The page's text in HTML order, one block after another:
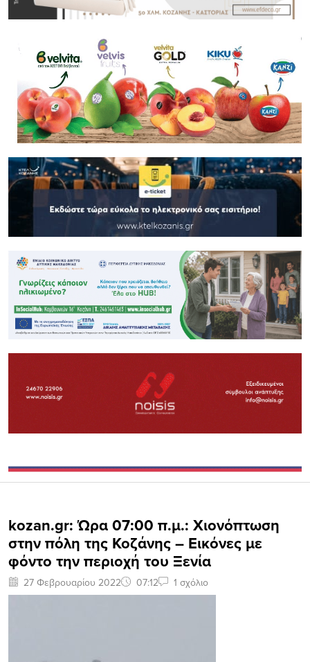
kozan.gr: Ώρα 07:00 π.μ.: Χιονόπτωση
στην πόλη της Κοζάνης – Εικόνες με
φόντο την περιοχή του Ξενία
27 Φεβρουαρίου 2022 07:12 1 σχόλιο